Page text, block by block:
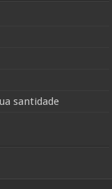
santidade